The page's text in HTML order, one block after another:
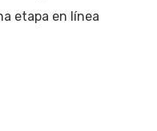
etapa en línea